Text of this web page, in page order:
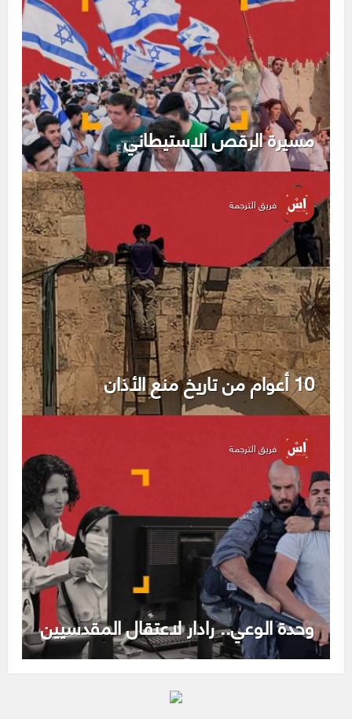
مسيرة الرقص الاستيطاني
فريق الترجمة
10 أعوام من تاريخ منع الأذان
فريق الترجمة
وحدة الوعي.. رادار لاعتقال المقدسيين